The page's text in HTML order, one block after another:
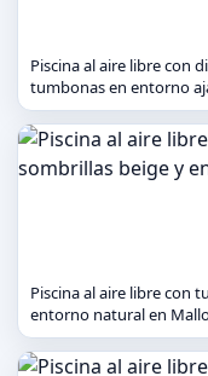
Piscina al aire libre con
tumbonas en entorno
Piscina al aire libre con
entorno natural en